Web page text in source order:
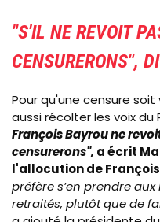
"S'IL NE REVOIT
CENSURERONS",
Pour qu'une censure
aussi récolter les voix
François Bayrou ne
censurerons",a écrit
l'allocution de
préfère s’en prendre
retraités, plutôt que de